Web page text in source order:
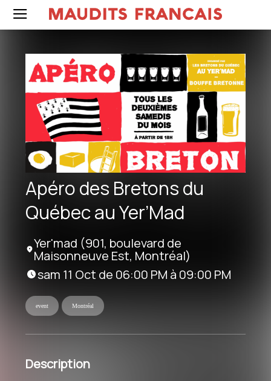
Apéro des Bretons du
Québec au Yer’Mad
Yer'mad (901, boulevard de
Maisonneuve Est, Montréal)
sam 11 Oct de 06:00 PM à 09:00 PM
event Montréal
Description